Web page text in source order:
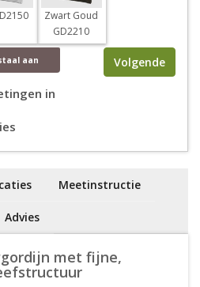
Zwart Goud
GD2210
aan Volgende
in
Meetinstructie
Advies
met fijne,